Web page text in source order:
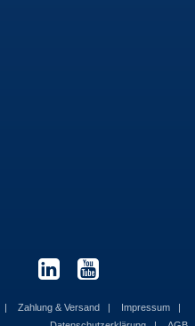
Zahlung & Versand
Impressum